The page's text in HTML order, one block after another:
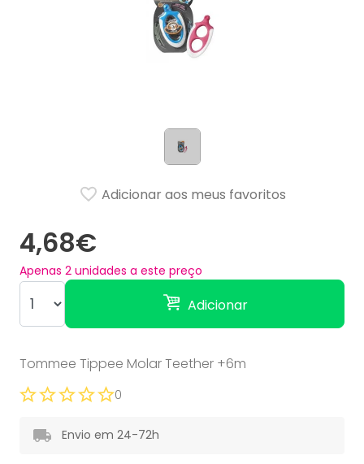
4,68€
Apenas 2 unidades a este preço
Adicionar
Adicionar aos meus favoritos
Tommee Tippee Molar Teether +6m
0
Envio em 24-72h